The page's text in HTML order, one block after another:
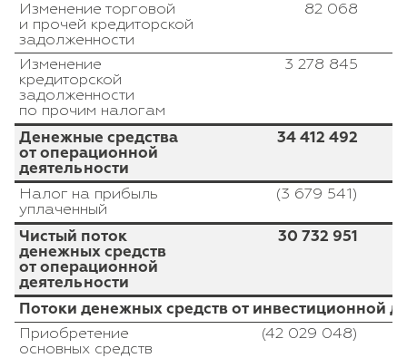
Изменение торговой
и прочей кредиторской
задолженности
82 068
Изменение
кредиторской
задолженности
по прочим налогам
3 278 845
Денежные средства
от операционной
деятельности
34 412 492
Налог на прибыль
уплаченный
(3 679 541)
Чистый поток
денежных средств
от операционной
деятельности
30 732 951
Потоки денежных средств от инвестиционной
Приобретение
основных средств
(42 029 048)